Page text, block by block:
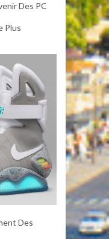
Des PC
Plus
Des